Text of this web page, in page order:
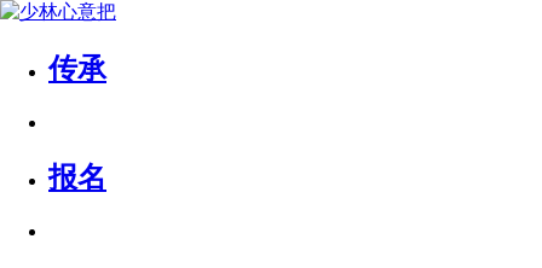
传承
报名